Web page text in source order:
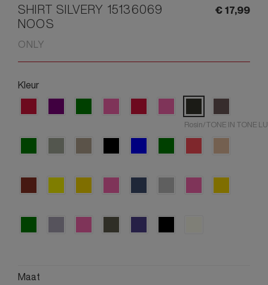
SHIRT SILVERY 15136069
NOOS
ONLY
€17,99
Kleur
Rosin/TONE IN TONE
Maat